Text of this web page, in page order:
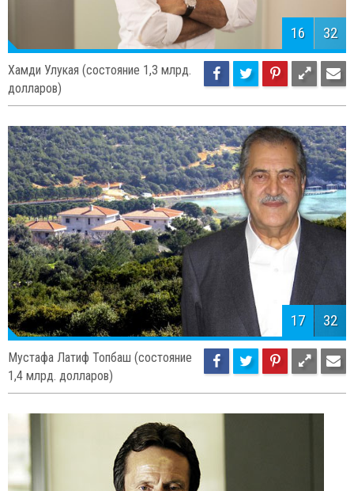
16 32
Хамди Улукая (состояние 1,3 млрд.
долларов)
17 32
Мустафа Латиф Топбаш (состояние
1,4 млрд. долларов)